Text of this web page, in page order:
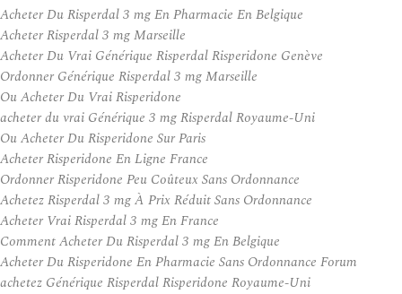
Acheter Du Risperdal 3 mg En Pharmacie En Belgique
Acheter Risperdal 3 mg Marseille
Acheter Du Vrai Générique Risperdal Risperidone Genève
Ordonner Générique Risperdal 3 mg Marseille
Ou Acheter Du Vrai Risperidone
acheter du vrai Générique 3 mg Risperdal Royaume-Uni
Ou Acheter Du Risperidone Sur Paris
Acheter Risperidone En Ligne France
Ordonner Risperidone Peu Coûteux Sans Ordonnance
Achetez Risperdal 3 mg À Prix Réduit Sans Ordonnance
Acheter Vrai Risperdal 3 mg En France
Comment Acheter Du Risperdal 3 mg En Belgique
Acheter Du Risperidone En Pharmacie Sans Ordonnance Forum
achetez Générique Risperdal Risperidone Royaume-Uni